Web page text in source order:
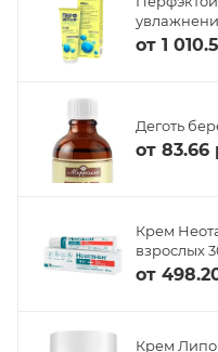
от 1
Деготь
от 83.66
Крем
взрослых
от
Крем